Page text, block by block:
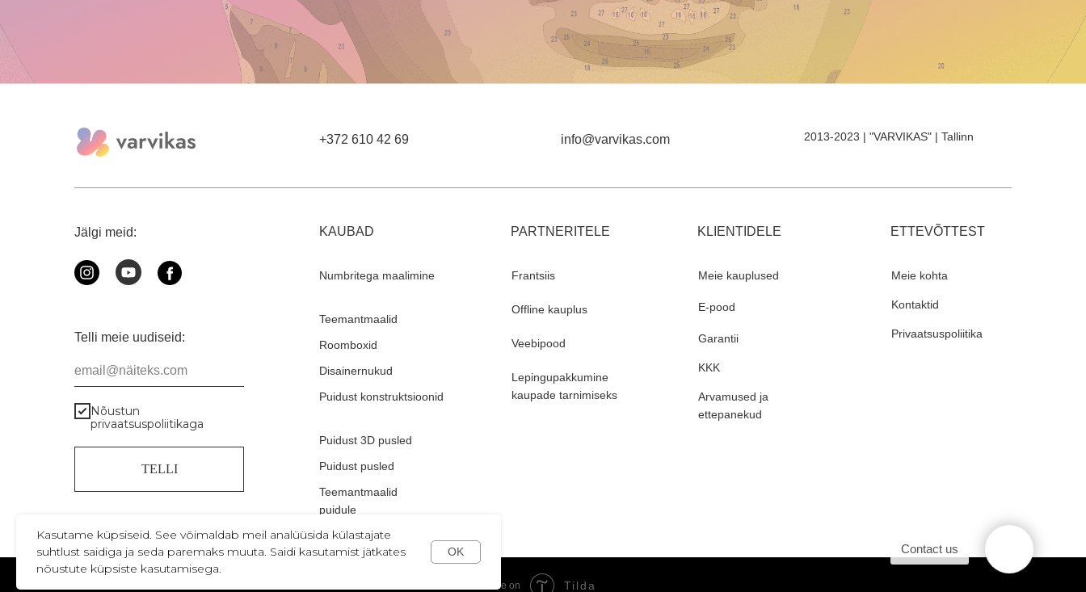
2013-2023 | "VARVIKAS" | Tallinn
info@varvikas.com
Lepingupakkumine
kaupade tarnimiseks
Veebipood
Offline kauplus
Frantsiis
PARTNERITELE
Kontaktid
Privaatsuspoliitika
Meie kohta
ETTEVÕTTEST
Jälgi meid:
Telli meie uudiseid:
email@näiteks.com
Nõustun
privaatsuspoliitikaga
TELLI
+372 610 42 69
KLIENTIDELE
Meie kauplused
Arvamused ja
ettepanekud
KKK
Garantii
Puidust konstruktsioonid
Disainernukud
Roomboxid
Puidust 3D pusled
Teemantmaalid
Numbritega maalimine
KAUBAD
Puidust pusled
Teemantmaalid
puidule
E-pood
Contact us
Kasutame küpsiseid. See võimaldab meil analüüsida külastajate
suhtlust saidiga ja seda paremaks muuta. Saidi kasutamist jätkates
nõustute küpsiste kasutamisega.
OK
Made on Tilda